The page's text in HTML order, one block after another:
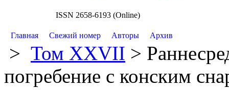
ISSN 2658-6193 (Online)
Главная Свежий номер Авторы Архив
> Том XXVII >
погребение с конским